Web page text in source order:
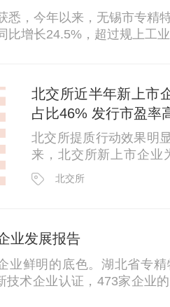
悉，今年以来，无锡市专精
24.5%，超过规上工业企业14.9个
北交所近半年新上市
占比46% 发行市盈率
北交所提质行动效果明显。 挖贝研究院数据显示，今
来，北交所新上市企业
业。业绩方面，新上市
三季度总利润同比增长
北交所
业发展报告
业鲜明的底色。湖北省专
技术企业认证，473家企业